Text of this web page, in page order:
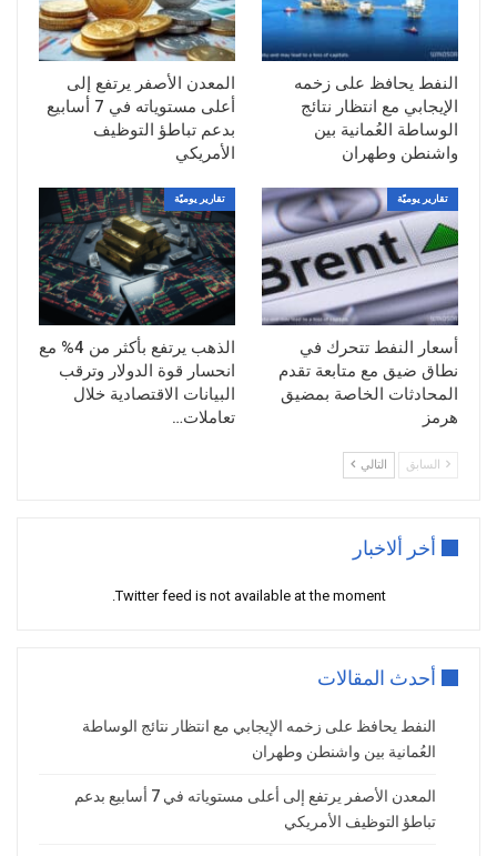
يونيو عند 4,203.06 دولارًا للأوقية.
وجاء هذا التراجع بعد موجة صعود قوية الأسبوع
الماضي، إذ ارتفع الذهب بنسبة 1.3% في
جلسة الجمعة، محققًا ثالث مكاسبه اليومية
على التوالي، بدعم من تراجع الدولار الأمريكي
وانخفاض عوائد سندات الخزانة.
وعلى أساس أسبوعي، سجل المعدن النفيس
مكاسب بلغت 2.1%، وهي الأولى في خمسة
أسابيع والأكبر منذ مايو، مدفوعًا بانخفاض
توقعات الأسواق بشأن استمرار تشديد
السياسة النقدية الأمريكية.
الدولار يستعيد زخمه
شكل تعافي الدولار الأمريكي عامل الضغط
الرئيسي على الذهب، بعدما ارتفع مؤشر
المستثمرين عن أدنى مستوياته في أسبوعين.
بالنسبة للمستثمرين من حائزي العملات
ويحد من مكاسبه.
دعم قوية على المدى المتوسط، مع توقعات
النصف الثاني من عام 2026، مدعومًا بمرونة
الاقتصاد الأمريكي واستمرار الفجوة في أسعار
النفط يحافظ على زخمه
الإيجابي مع انتظار نتائج
الوساطة العُمانية بين
واشنطن وطهران
المعدن الأصفر يرتفع إلى
أعلى مستوياته في 7 أسابيع
بدعم تباطؤ التوظيف
الأمريكي
تقارير يوميّة
أسعار النفط تتحرك في
نطاق ضيق مع متابعة تقدم
المحادثات الخاصة بمضيق
هرمز
تقارير يوميّة
الذهب يرتفع بأكثر من 4% مع
انحسار قوة الدولار وترقب
البيانات الاقتصادية خلال
تعاملات…
السابق التالي
أخر ألاخبار
Twitter feed is not available at the moment.
أحدث المقالات
النفط يحافظ على زخمه الإيجابي مع انتظار نتائج الوساطة
العُمانية بين واشنطن وطهران
المعدن الأصفر يرتفع إلى أعلى مستوياته في 7 أسابيع بدعم
تباطؤ التوظيف الأمريكي